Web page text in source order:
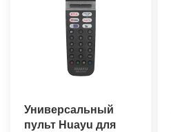
Универсальный
пульт Huayu для